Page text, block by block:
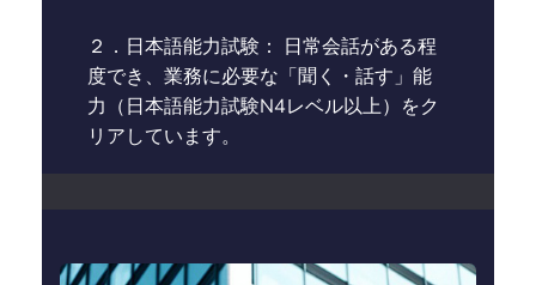
２．日本語能力試験： 日常会話がある程
度でき、業務に必要な「聞く・話す」能
力（日本語能力試験N4レベル以上）をク
リアしています。